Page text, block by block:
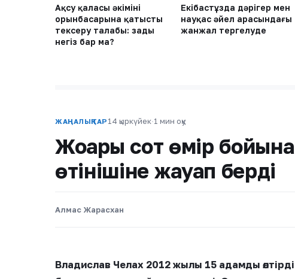
Ақсу қаласы әкімінің
орынбасарына қатысты
тексеру талабы: заңды
негіз бар ма?
Екібастұзда дәрігер мен
науқас әйел арасындағы
жанжал тергелуде
ЖАҢАЛЫҚТАР 14 қыркүйек·1 мин оқу
Жоғарғы сот өмір
өтінішіне жауап берді
Алмас Жарасхан
Владислав Челах 2012 жылы 15 адамды